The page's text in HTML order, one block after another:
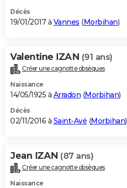
Décès
19/01/2017 à Vannes (Morbihan)
Valentine IZAN (91 ans)
Créer une cagnotte obsèques
Naissance
14/05/1925 à Arradon (Morbihan)
Décès
02/11/2016 à Saint-Avé (Morbihan)
Jean IZAN (87 ans)
Créer une cagnotte obsèques
Naissance